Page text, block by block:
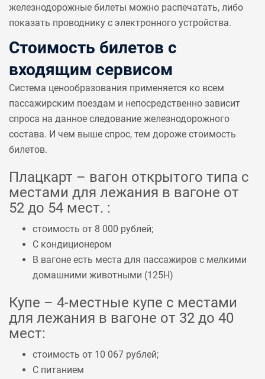
железнодорожные билеты можно распечатать, либо
показать проводнику с электронного устройства.
Стоимость билетов с
входящим сервисом
Система ценообразования применяется ко всем
пассажирским поездам и непосредственно зависит
спроса на данное следование железнодорожного
состава. И чем выше спрос, тем дороже стоимость
билетов.
Плацкарт – вагон открытого типа с
местами для лежания в вагоне от
52 до 54 мест. :
стоимость от 8 000 рублей;
С кондиционером
В вагоне есть места для пассажиров с мелкими
домашними животными (125Н)
Купе – 4-местные купе с местами
для лежания в вагоне от 32 до 40
мест:
стоимость от 10 067 рублей;
С питанием